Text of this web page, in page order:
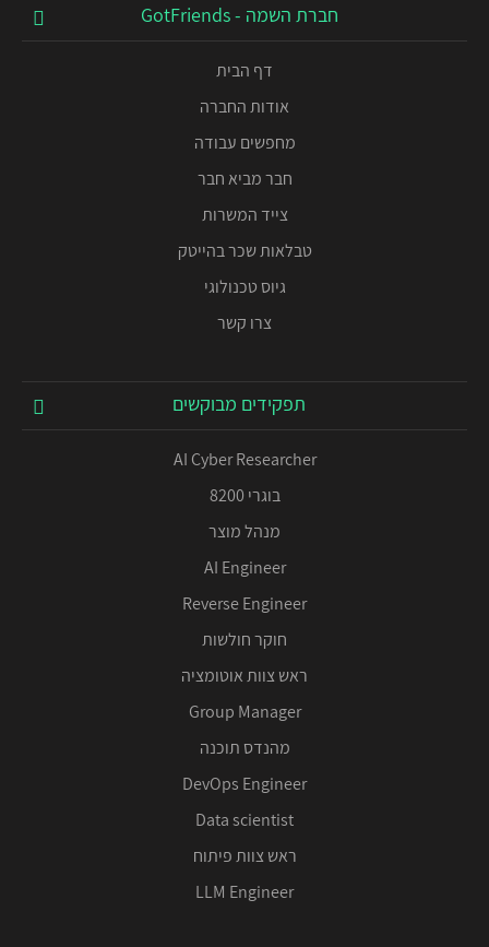
חברת השמה - GotFriends
דף הבית
אודות החברה
מחפשים עבודה
חבר מביא חבר
צייד המשרות
טבלאות שכר בהייטק
גיוס טכנולוגי
צרו קשר
תפקידים מבוקשים
AI Cyber Researcher
בוגרי 8200
מנהל מוצר
AI Engineer
Reverse Engineer
חוקר חולשות
ראש צוות אוטומציה
Group Manager
מהנדס תוכנה
DevOps Engineer
Data scientist
ראש צוות פיתוח
LLM Engineer